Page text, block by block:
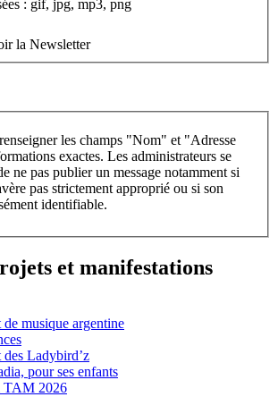
: gif, jpg, mp3, png
la Newsletter
les champs "Nom" et "Adresse
exactes. Les administrateurs se
ne pas publier un message notamment si
pas strictement approprié ou si son
identifiable.
et manifestations
de musique argentine
des Ladybird’z
pour ses enfants
TAM 2026